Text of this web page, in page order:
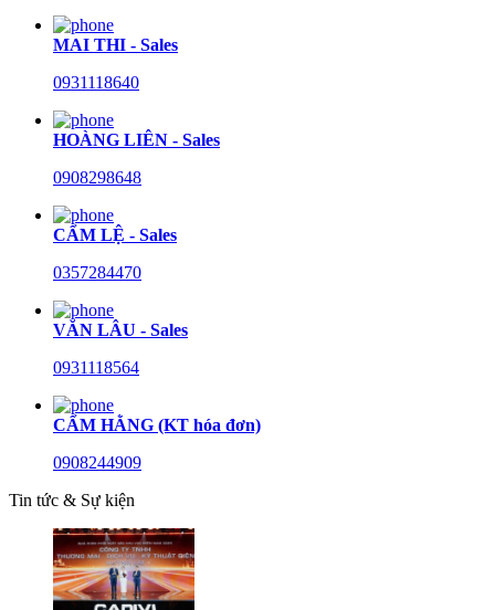
MAI THI - Sales
0931118640
HOÀNG LIÊN - Sales
0908298648
CẨM LỆ - Sales
0357284470
VĂN LÂU - Sales
0931118564
CẨM HẰNG (KT hóa đơn)
0908244909
Tin tức & Sự kiện